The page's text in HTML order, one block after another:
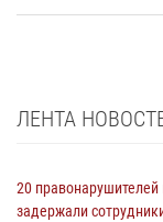
ЛЕНТА
20 правонарушителей
задержали